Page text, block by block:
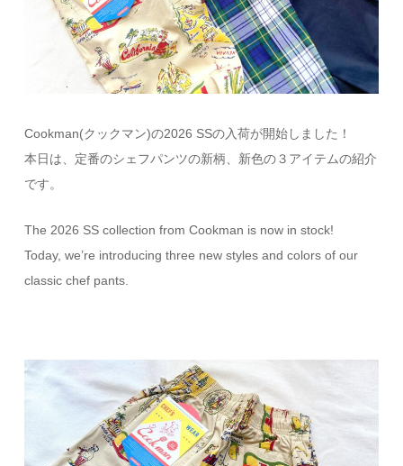
Cookman(クックマン)の2026 SSの入荷が開始しました！
本日は、定番のシェフパンツの新柄、新色の３アイテムの紹介
です。
The 2026 SS collection from Cookman is now in stock!
Today, we’re introducing three new styles and colors of our
classic chef pants.